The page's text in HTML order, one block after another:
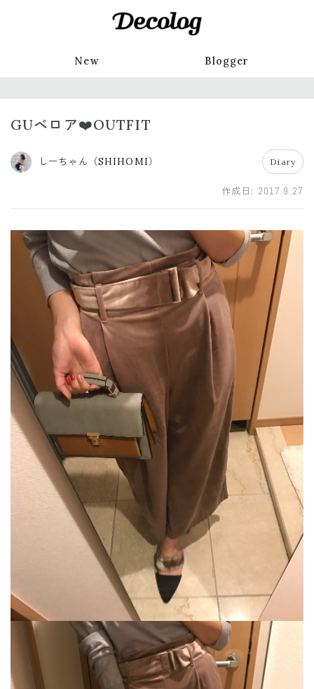
New Blogger
GUベロア❤️OUTFIT
しーちゃん（SHIHOMI） Diary
作成日: 2017.9.27